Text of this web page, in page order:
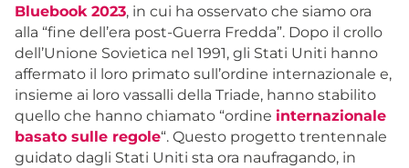
Bluebook 2023, in cui ha osservato che siamo ora
alla “fine dell’era post-Guerra Fredda”. Dopo il crollo
dell’Unione Sovietica nel 1991, gli Stati Uniti hanno
affermato il loro primato sull’ordine internazionale e,
insieme ai loro vassalli della Triade, hanno stabilito
quello che hanno chiamato “ordine internazionale
basato sulle regole“. Questo progetto trentennale
guidato dagli Stati Uniti sta ora naufragando, in